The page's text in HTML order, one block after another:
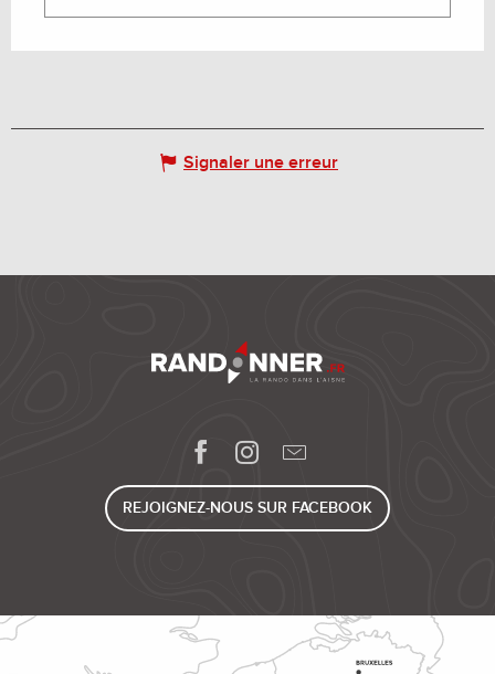
Signaler une erreur
REJOIGNEZ-NOUS SUR FACEBOOK